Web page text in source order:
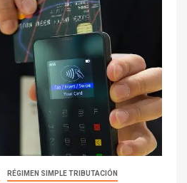
RÉGIMEN SIMPLE TRIBUTACIÓN